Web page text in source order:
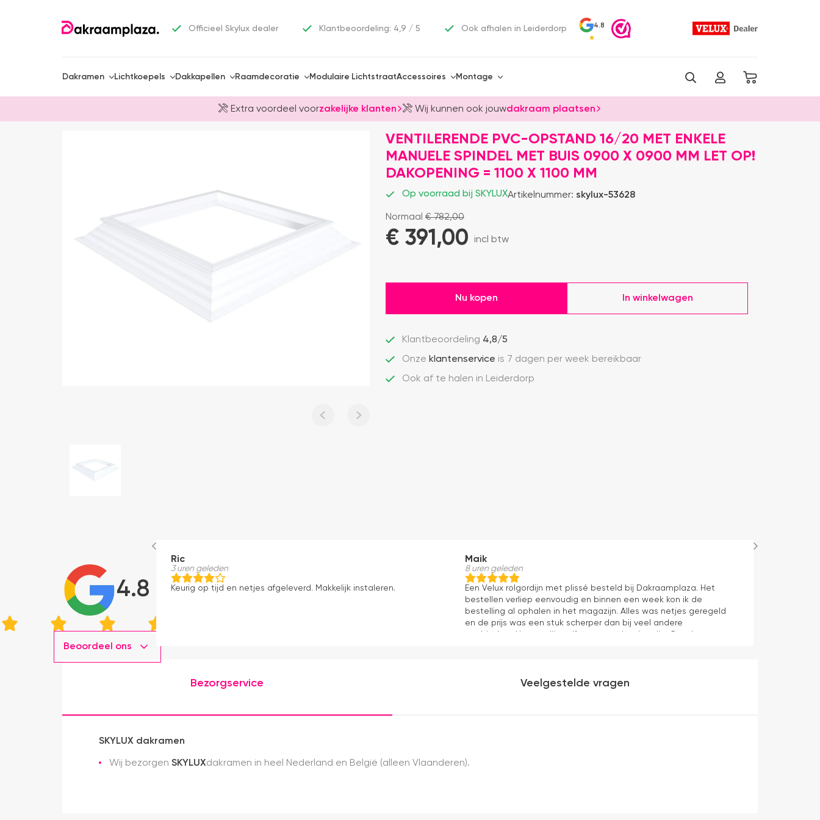
Officieel Skylux dealer Klantbeoordeling: 4,9 / 5 Ook afhalen in Leiderdorp 4.8
Dakramen Lichtkoepels Dakkapellen Raamdecoratie Modulaire LichtstraatAccessoires Montage
Extra voordeel voorzakelijke klanten Wij kunnen ook jouwdakraam plaatsen
VENTILERENDE PVC-OPSTAND 16/20 MET ENKELE
MANUELE SPINDEL MET BUIS 0900 X 0900 MM LET OP!
DAKOPENING = 1100 X 1100 MM
Op voorraad bij SKYLUXArtikelnummer: skylux-53628
Normaal €782,00
€ 391,00 incl btw
Nu kopen In winkelwagen
Klantbeoordeling 4,8/5
Onze klantenservice is 7 dagen per week bereikbaar
Ook af te halen in Leiderdorp
4.8
Beoordeel ons
Ric
3 uren geleden
Keurig op tijd en netjes afgeleverd. Makkelijk instaleren.
Maik
8 uren geleden
Een Velux rolgordijn met plissé besteld bij Dakraamplaza. Het
bestellen verliep eenvoudig en binnen een week kon ik de
bestelling al ophalen in het magazijn. Alles was netjes geregeld
en de prijs was een stuk scherper dan bij veel andere
Bezorgservice Veelgestelde vragen
SKYLUX dakramen
Wij bezorgen SKYLUXdakramen in heel Nederland en België (alleen Vlaanderen).